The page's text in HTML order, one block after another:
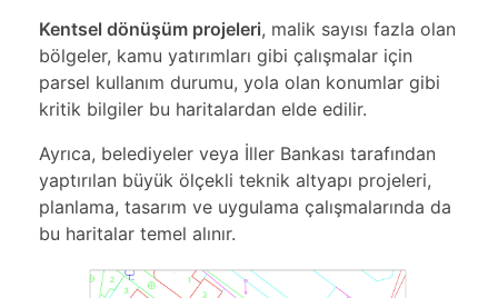
Kentsel dönüşüm projeleri, malik sayısı fazla olan
bölgeler, kamu yatırımları gibi çalışmalar için
parsel kullanım durumu, yola olan konumlar gibi
kritik bilgiler bu haritalardan elde edilir.
Ayrıca, belediyeler veya İller Bankası tarafından
yaptırılan büyük ölçekli teknik altyapı projeleri,
planlama, tasarım ve uygulama çalışmalarında da
bu haritalar temel alınır.